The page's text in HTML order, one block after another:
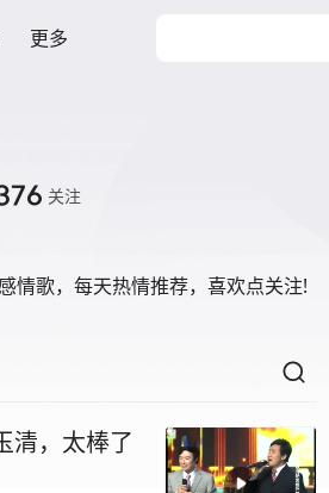
更多
关注
情歌，每天热情推荐，喜欢点关注!
清，太棒了